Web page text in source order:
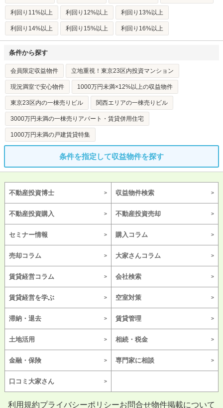
利回り11%以上 利回り12%以上 利回り13%以上
利回り14%以上 利回り15%以上 利回り16%以上
条件から探す
会員限定収益物件 立地重視！東京23区内投資マンション
現況満室で安心物件 1000万円未満×12%以上の収益物件
東京23区内の一棟売りビル 関西エリアの一棟売りビル
3000万円未満の一棟売りアパート・賃貸併用住宅
1000万円未満の戸建賃貸特集
条件を指定して収益物件を探す
不動産投資博士 収益物件検索
不動産投資購入 不動産投資売却
セミナー情報 購入コラム
売却コラム 大家さんコラム
賃貸経営コラム 会社検索
賃貸経営を学ぶ 空室対策
滞納・退去 賃貸管理
土地活用 相続・税金
金融・保険 専門家に相談
口コミ大家さん
利用規約プライバシーポリシーお問合せ物件掲載について